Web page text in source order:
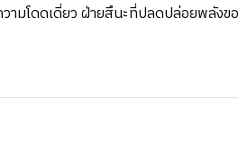
ามโดดเดี่ยว ฝ่ายสึนะที่ปลดปล่อยพลัง